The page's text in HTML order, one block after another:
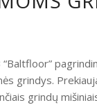
“Baltfloor”
grindys.
grindų